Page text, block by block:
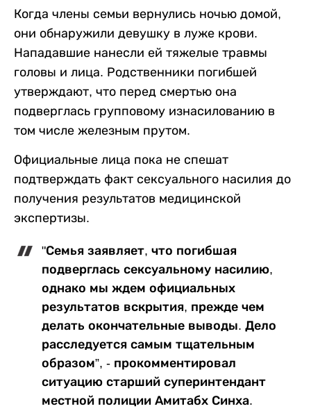
Когда члены семьи вернулись ночью домой,
они обнаружили девушку в луже крови.
Нападавшие нанесли ей тяжелые травмы
головы и лица. Родственники погибшей
утверждают, что перед смертью она
подверглась групповому изнасилованию в
том числе железным прутом.
Официальные лица пока не спешат
подтверждать факт сексуального насилия до
получения результатов медицинской
экспертизы.
"Семья заявляет, что погибшая
подверглась сексуальному насилию,
однако мы ждем официальных
результатов вскрытия, прежде чем
делать окончательные выводы. Дело
расследуется самым тщательным
образом”, - прокомментировал
ситуацию старший суперинтендант
местной полиции Амитабх Синха.